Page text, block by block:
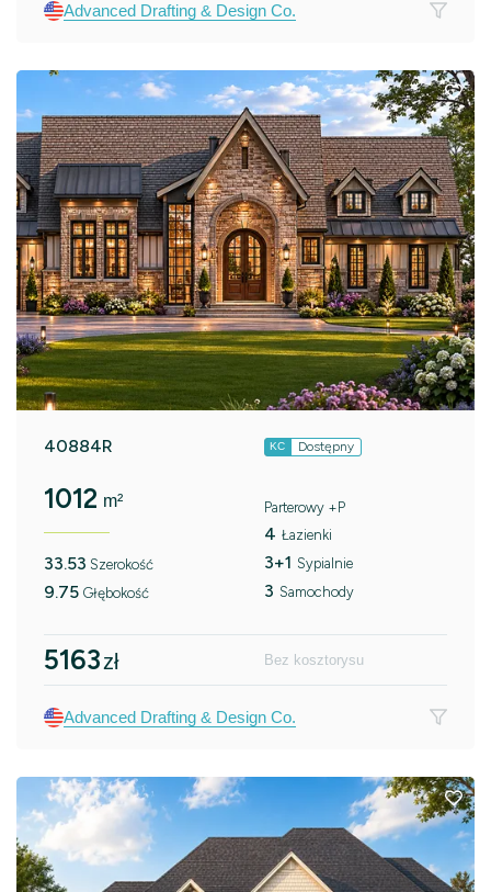
Advanced Drafting & Design Co.
40884R KC Dostępny
1012 m²
33.53 Szerokość
9.75 Głębokość
Parterowy +P
4 Łazienki
3+1 Sypialnie
3 Samochody
5163zł Bez kosztorysu
Advanced Drafting & Design Co.